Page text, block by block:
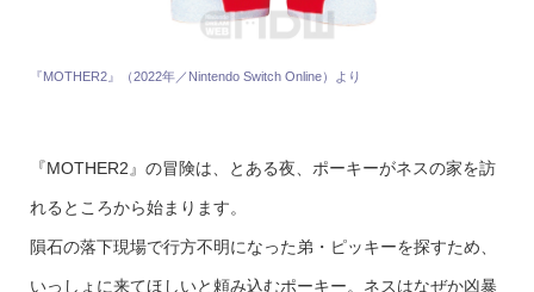
『MOTHER2』（2022年／Nintendo Switch Online）より
『MOTHER2』の冒険は、とある夜、ポーキーがネスの家を訪
れるところから始まります。
隕石の落下現場で行方不明になった弟・ピッキーを探すため、
いっしょに来てほしいと頼み込むポーキー。ネスはなぜか凶暴